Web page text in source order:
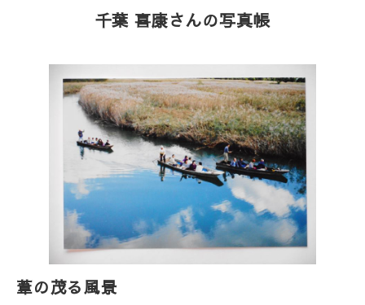
千葉 喜康さんの写真帳
葦の茂る風景